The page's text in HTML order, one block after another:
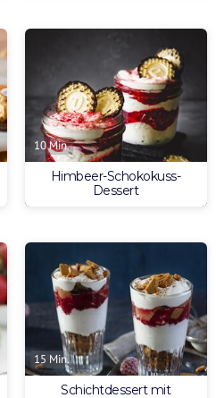
10 Min.
Himbeer-Schokokuss-
Dessert
15 Min.
Schichtdessert mit